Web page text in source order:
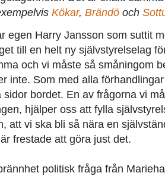
Kökar, Brändöoch
egen Harry Jansson som suttit
till en helt ny självstyrelselag
och vi måste så småningom
inte. Som med alla
bordet. En av frågorna vi
hjälper oss att fylla
att vi ska bli så nära en
frestade att göra just det.
politisk fråga från